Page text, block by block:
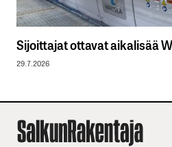
Sijoittajat ottavat aikalisää
29.7.2026